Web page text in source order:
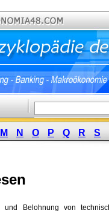
M N O P Q R S
und Belohnung von